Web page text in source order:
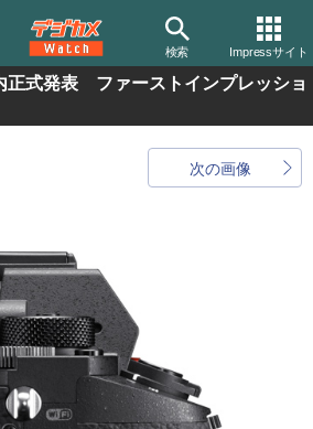
検索 Impressサイト
正式発表 ファーストインプレッショ
次の画像